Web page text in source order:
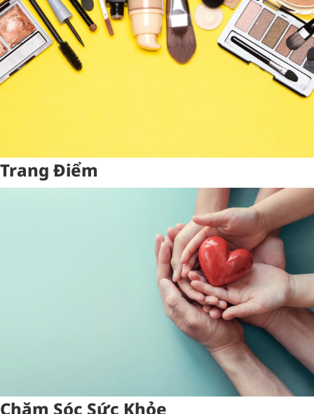
Trang Điểm
Chăm Sóc Sức Khỏe